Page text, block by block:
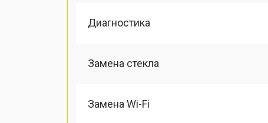
Диагностика
Замена стекла
Замена Wi-Fi